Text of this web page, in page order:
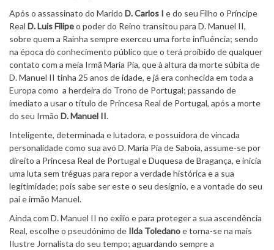
Após o assassinato do Marido D. Carlos I e do seu Filho o Príncipe
Real D. Luis Filipeo poder do Reino transitou para D. Manuel II,
sobre quem a Rainha sempre exerceu uma forte influência; sendo
na época do conhecimento público que o terá proibido de qualquer
contato com a meia Irmã Maria Pia, que à altura da morte súbita de
D. Manuel II tinha 25 anos de idade, e já era conhecida em toda a
Europa como a herdeira do Trono de Portugal; passando de
imediato a usar o título de Princesa Real de Portugal, após a morte
do seu Irmão D. Manuel II.
Inteligente, determinada e lutadora, e possuidora de vincada
personalidade como sua avó D. Maria Pia de Saboia, assume-se por
direito a Princesa Real de Portugal e Duquesa de Bragança, e inicia
uma luta sem tréguas para repor a verdade histórica e a sua
legitimidade; pois sabe ser este o seu desígnio, e a vontade do seu
pai e irmão Manuel.
Ainda com D. Manuel II no exílio e para proteger a sua ascendência
Real, escolhe o pseudónimo de Ilda Toledanoe torna-se na mais
Ilustre Jornalista do seu tempo; aguardando sempre a